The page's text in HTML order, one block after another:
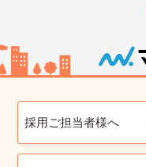
採用ご担当者様へ